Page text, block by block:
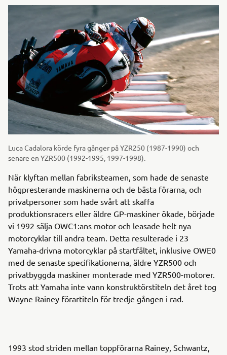
Luca Cadalora körde fyra gånger på YZR250 (1987-1990) och
senare en YZR500 (1992-1995, 1997-1998).
När klyftan mellan fabriksteamen, som hade de senaste
högpresterande maskinerna och de bästa förarna, och
privatpersoner som hade svårt att skaffa
produktionsracers eller äldre GP-maskiner ökade, började
vi 1992 sälja OWC1:ans motor och leasade helt nya
motorcyklar till andra team. Detta resulterade i 23
Yamaha-drivna motorcyklar på startfältet, inklusive OWE0
med de senaste specifikationerna, äldre YZR500 och
privatbyggda maskiner monterade med YZR500-motorer.
Trots att Yamaha inte vann konstruktörstiteln det året tog
Wayne Rainey förartiteln för tredje gången i rad.
1993 stod striden mellan toppförarna Rainey, Schwantz,